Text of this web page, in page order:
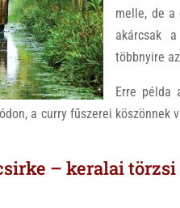
melle, de a
akárcsak
többnyire
Erre példa
a curry fűszerei köszönnek
– keralai